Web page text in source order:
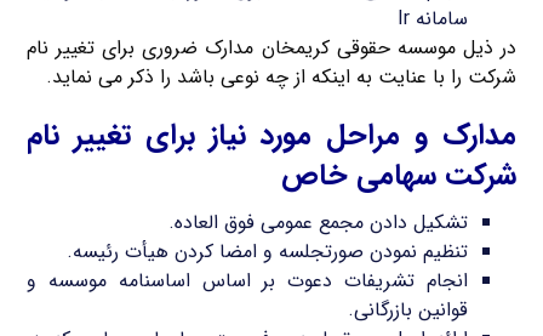
سامانه Ir
در ذیل موسسه حقوقی کریمخان مدارک ضروری برای تغییر نام
شرکت را با عنایت به اینکه از چه نوعی باشد را ذکر می نماید.
مدارک و مراحل مورد نیاز برای تغییر نام
شرکت سهامی خاص
تشکیل دادن مجمع عمومی فوق العاده.
تنظیم نمودن صورتجلسه و امضا کردن هیأت رئیسه.
انجام تشریفات دعوت بر اساس اساسنامه موسسه و
قوانین بازرگانی.